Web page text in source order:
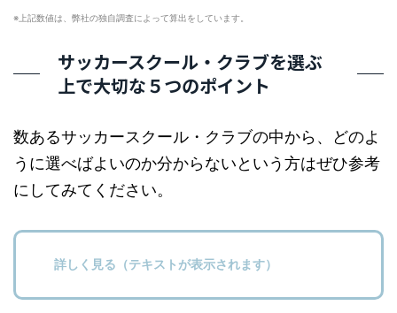
※上記数値は、弊社の独自調査によって算出をしています。
サッカースクール・クラブを選ぶ
上で大切な５つのポイント
数あるサッカースクール・クラブの中から、どのよ
うに選べばよいのか分からないという方はぜひ参考
にしてみてください。
詳しく見る（テキストが表示されます）